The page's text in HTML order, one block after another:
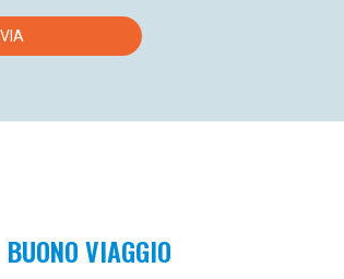
tempo non superiore al conseguimento delle finalità
protezione, mediante misure tecniche e
dei dati si basa sul consenso
realizzazione delle finalità precedentemente esposte.
trattamento oltre alla possibilità di revocare il
quanto previsto dagli articoli dal 15 al 22 del GDPR
BUONO VIAGGIO